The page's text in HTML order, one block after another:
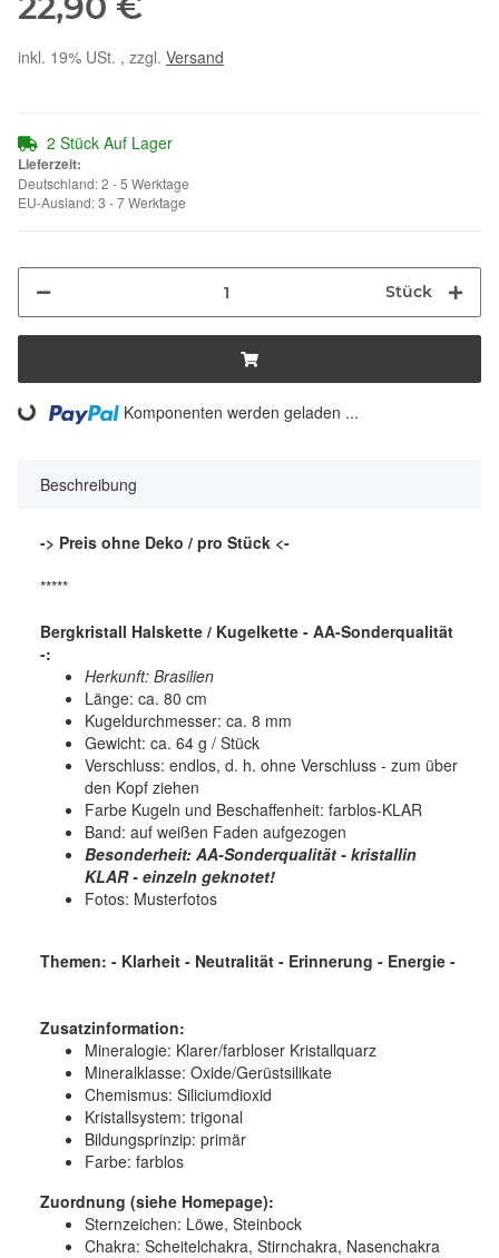
inkl. 19% USt. , zzgl. Versand
2 Stück Auf Lager
Lieferzeit:
Deutschland: 2 - 5 Werktage
EU-Ausland: 3 - 7 Werktage
Stück
Loading... Komponenten werden geladen ...
Beschreibung
-> Preis ohne Deko / pro Stück <-
*****
Bergkristall Halskette / Kugelkette - AA-Sonderqualität
-:
Herkunft: Brasilien
Länge: ca. 80 cm
Kugeldurchmesser: ca. 8 mm
Gewicht: ca. 64 g / Stück
Verschluss: endlos, d. h. ohne Verschluss - zum über
den Kopf ziehen
Farbe Kugeln und Beschaffenheit: farblos-KLAR
Band: auf weißen Faden aufgezogen
Besonderheit: AA-Sonderqualität - kristallin
KLAR - einzeln geknotet!
Fotos: Musterfotos
Themen: - Klarheit - Neutralität - Erinnerung - Energie -
Zusatzinformation:
Mineralogie: Klarer/farbloser Kristallquarz
Mineralklasse: Oxide/Gerüstsilikate
Chemismus: Siliciumdioxid
Kristallsystem: trigonal
Bildungsprinzip: primär
Farbe: farblos
Zuordnung (siehe Homepage):
Sternzeichen: Löwe, Steinbock
Chakra: Scheitelchakra, Stirnchakra, Nasenchakra